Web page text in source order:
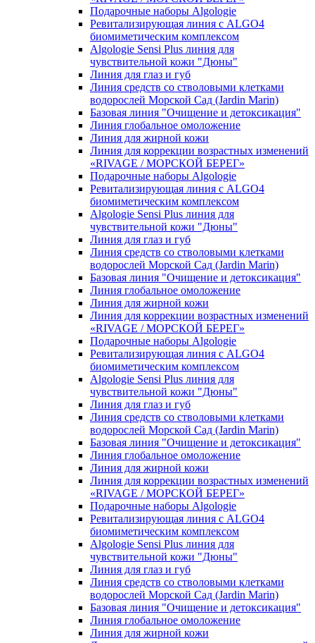
Подарочные наборы Algologie
Ревитализирующая линия с ALGO4
биомиметическим комплексом
Algologie Sensi Plus линия для
чувcтвительной кожи "Дюны"
Линия для глаз и губ
Линия средств со стволовыми клетками
водорослей Морской Сад (Jardin Marin)
Базовая линия "Очищение и детоксикация"
Линия глобальное омоложение
Линия для жирной кожи
Линия для коррекции возрастных изменений
«RIVAGE / МОРСКОЙ БЕРЕГ»
Подарочные наборы Algologie
Ревитализирующая линия с ALGO4
биомиметическим комплексом
Algologie Sensi Plus линия для
чувcтвительной кожи "Дюны"
Линия для глаз и губ
Линия средств со стволовыми клетками
водорослей Морской Сад (Jardin Marin)
Базовая линия "Очищение и детоксикация"
Линия глобальное омоложение
Линия для жирной кожи
Линия для коррекции возрастных изменений
«RIVAGE / МОРСКОЙ БЕРЕГ»
Подарочные наборы Algologie
Ревитализирующая линия с ALGO4
биомиметическим комплексом
Algologie Sensi Plus линия для
чувcтвительной кожи "Дюны"
Линия для глаз и губ
Линия средств со стволовыми клетками
водорослей Морской Сад (Jardin Marin)
Базовая линия "Очищение и детоксикация"
Линия глобальное омоложение
Линия для жирной кожи
Линия для коррекции возрастных изменений
«RIVAGE / МОРСКОЙ БЕРЕГ»
Подарочные наборы Algologie
Ревитализирующая линия с ALGO4
биомиметическим комплексом
Algologie Sensi Plus линия для
чувcтвительной кожи "Дюны"
Линия для глаз и губ
Линия средств со стволовыми клетками
водорослей Морской Сад (Jardin Marin)
Базовая линия "Очищение и детоксикация"
Линия глобальное омоложение
Линия для жирной кожи